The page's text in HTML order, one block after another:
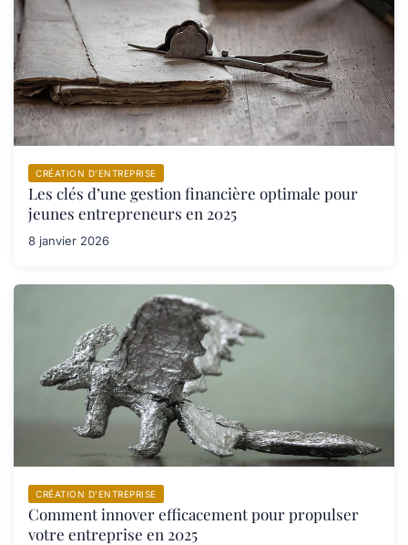
CRÉATION D’ENTREPRISE
Les clés d’une gestion financière optimale pour
jeunes entrepreneurs en 2025
8 janvier 2026
CRÉATION D’ENTREPRISE
Comment innover efficacement pour propulser
votre entreprise en 2025